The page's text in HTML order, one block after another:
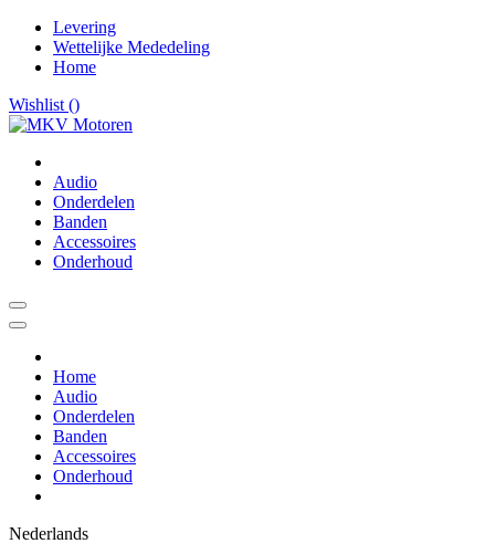
Levering
Wettelijke Mededeling
Home
Wishlist ()
Audio
Onderdelen
Banden
Accessoires
Onderhoud
Home
Audio
Onderdelen
Banden
Accessoires
Onderhoud
Nederlands